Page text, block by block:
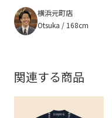
横浜元町店
Otsuka / 168cm
関連する商品